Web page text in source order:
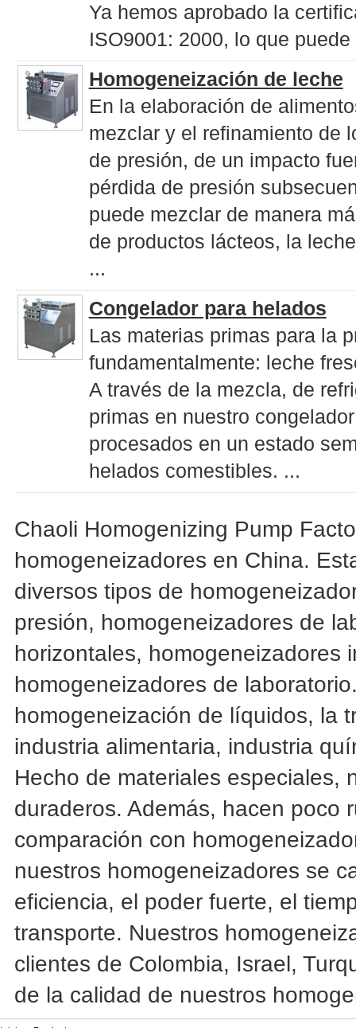
Ya hemos aprobado la
ISO9001: 2000, lo que
Homogeneización de leche
En la elaboración de
mezclar y el refinamiento de
de presión, de un impacto
pérdida de presión
puede mezclar de manera
de productos lácteos, la
...
Congelador para helados
Las materias primas para la
fundamentalmente: leche
A través de la mezcla, de
primas en nuestro
procesados en un estado
helados comestibles. ...
Chaoli Homogenizing Pump
homogeneizadores en China.
diversos tipos de
presión, homogeneizadores de
horizontales, homogeneizadores
homogeneizadores de
homogeneización de líquidos, la
industria alimentaria, industria
Hecho de materiales especiales,
duraderos. Además, hacen poco
comparación con
nuestros homogeneizadores se
eficiencia, el poder fuerte, el
transporte. Nuestros
clientes de Colombia, Israel,
de la calidad de nuestros